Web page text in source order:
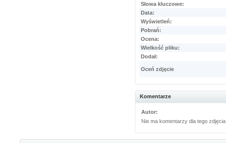
Słowa kluczowe:
Data:
Wyświetleń:
Pobrań:
Ocena:
Wielkość pliku:
Dodał:
Oceń zdjęcie
Komentarze
Autor:
Nie ma komentarzy dla tego zdjęcia